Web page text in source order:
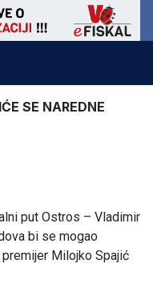
SE NAREDNE
put Ostros – Vladimir
bi se mogao
Milojko Spajić